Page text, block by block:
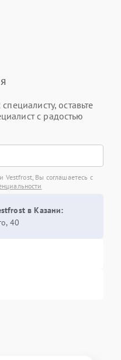
оставьте
с радостью
Vestfrost, Вы соглашаетесь с
в Казани:
40